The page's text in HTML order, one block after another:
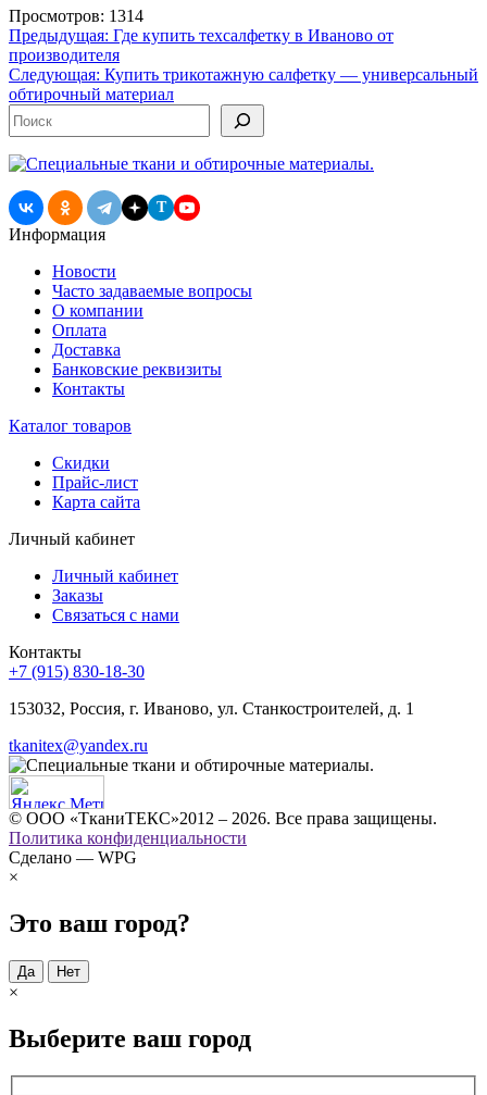
Просмотров: 1314
Навигация
по
записям
Предыдущая: Где купить техсалфетку в Иваново от
производителя
Следующая: Купить трикотажную салфетку — универсальный
обтирочный материал
Поиск
T
Информация
Новости
Часто задаваемые вопросы
О компании
Оплата
Доставка
Банковские реквизиты
Контакты
Каталог товаров
Скидки
Прайс-лист
Карта сайта
Личный кабинет
Личный кабинет
Заказы
Связаться с нами
Контакты
+7 (915) 830-18-30
153032, Россия, г. Иваново, ул. Станкостроителей, д. 1
tkanitex@yandex.ru
© ООО «ТканиТЕКС»2012 – 2026. Все права защищены.
Политика конфиденциальности
Сделано — WPG
×
Это ваш город?
Да Нет
×
Выберите ваш город